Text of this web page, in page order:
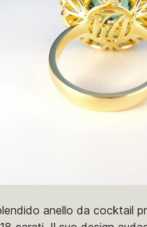
anello da cocktail